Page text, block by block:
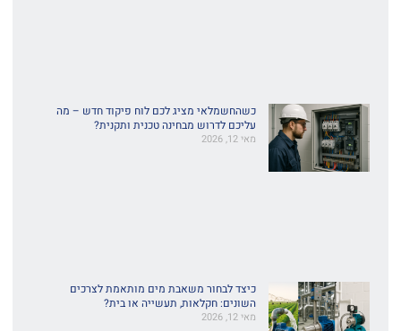
כשהחשמלאי מציג לכם לוח פיקוד חדש – מה
עליכם לדרוש מבחינה טכנית ותקנית?
מאי 12, 2026
כיצד לבחור משאבת מים מותאמת לצרכים
השונים: חקלאות, תעשייה או בית?
מאי 12, 2026